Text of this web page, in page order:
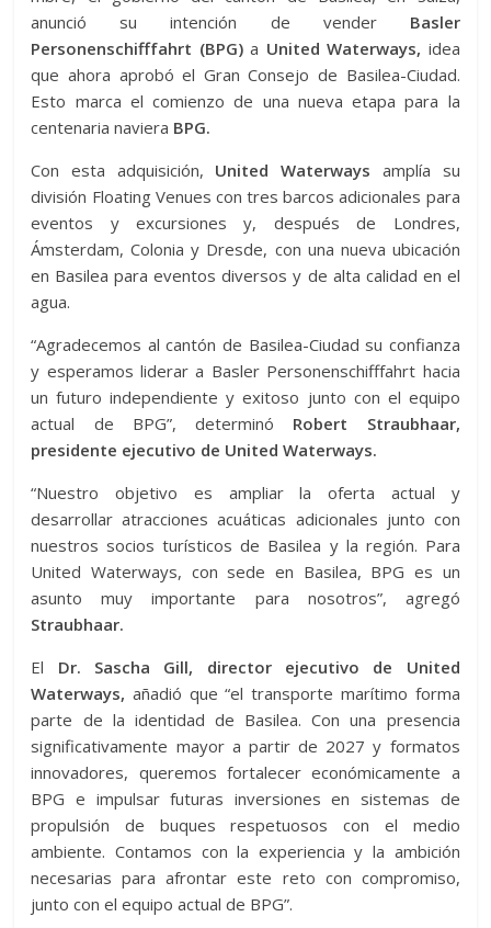
anunció su intención de venderBasler
Personenschifffahrt (BPG)a United Waterways, idea
que ahora aprobó el Gran Consejo de Basilea-Ciudad.
Esto marca el comienzo de una nueva etapa para la
centenaria naviera BPG.
Con esta adquisición, United Waterways amplía su
división Floating Venues con tres barcos adicionales para
eventos y excursiones y, después de Londres,
Ámsterdam, Colonia y Dresde, con una nueva ubicación
en Basilea para eventos diversos y de alta calidad en el
agua.
“Agradecemos al cantón de Basilea-Ciudad su confianza
y esperamos liderar a Basler Personenschifffahrt hacia
un futuro independiente y exitoso junto con el equipo
actual de BPG”, determinó Robert Straubhaar,
presidente ejecutivo de United Waterways.
“Nuestro objetivo es ampliar la oferta actual y
desarrollar atracciones acuáticas adicionales junto con
nuestros socios turísticos de Basilea y la región. Para
United Waterways, con sede en Basilea, BPG es un
asunto muy importante para nosotros”, agregó
Straubhaar.
El Dr. Sascha Gill, director ejecutivo de United
Waterways, añadió que “el transporte marítimo forma
parte de la identidad de Basilea. Con una presencia
significativamente mayor a partir de 2027 y formatos
innovadores, queremos fortalecer económicamente a
BPG e impulsar futuras inversiones en sistemas de
propulsión de buques respetuosos con el medio
ambiente. Contamos con la experiencia y la ambición
necesarias para afrontar este reto con compromiso,
junto con el equipo actual de BPG”.